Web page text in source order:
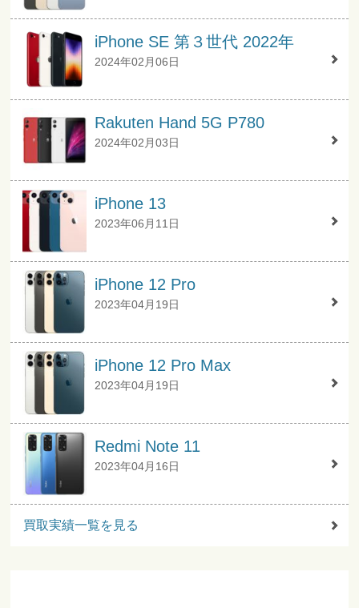
iPhone SE 第３世代 2022年
2024年02月06日
Rakuten Hand 5G P780
2024年02月03日
iPhone 13
2023年06月11日
iPhone 12 Pro
2023年04月19日
iPhone 12 Pro Max
2023年04月19日
Redmi Note 11
2023年04月16日
買取実績一覧を見る